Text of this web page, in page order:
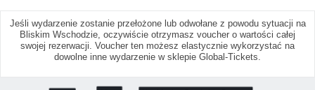
Jeśli wydarzenie zostanie przełożone lub odwołane z powodu sytuacji na
Bliskim Wschodzie, oczywiście otrzymasz voucher o wartości całej
swojej rezerwacji. Voucher ten możesz elastycznie wykorzystać na
dowolne inne wydarzenie w sklepie Global-Tickets.